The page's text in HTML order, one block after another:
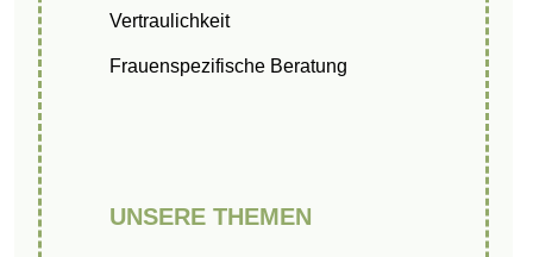
Vertraulichkeit
Frauenspezifische Beratung
UNSERE THEMEN